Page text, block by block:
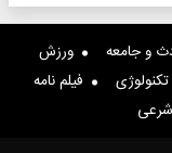
و جامعه
ورزش
فیلم نامه